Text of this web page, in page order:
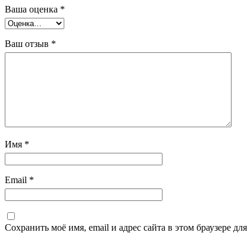
Ваша оценка *
Ваш отзыв *
Имя *
Email *
Сохранить моё имя, email и адрес сайта в этом браузере